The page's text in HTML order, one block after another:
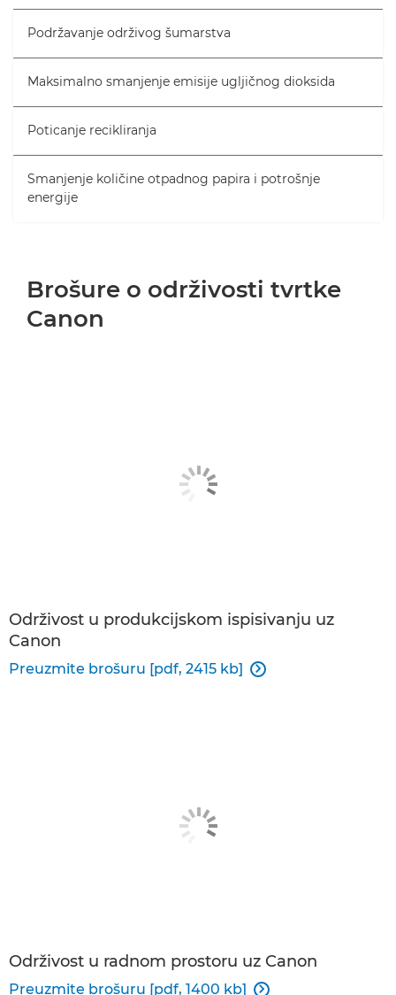
Podržavanje održivog šumarstva
Maksimalno smanjenje emisije ugljičnog dioksida
Poticanje recikliranja
Smanjenje količine otpadnog papira i potrošnje
energije
Brošure o održivosti tvrtke
Canon
Održivost u produkcijskom ispisivanju uz
Canon
Preuzmite brošuru [pdf, 2415 kb] 
Održivost u radnom prostoru uz Canon
Preuzmite brošuru [pdf, 1400 kb] 